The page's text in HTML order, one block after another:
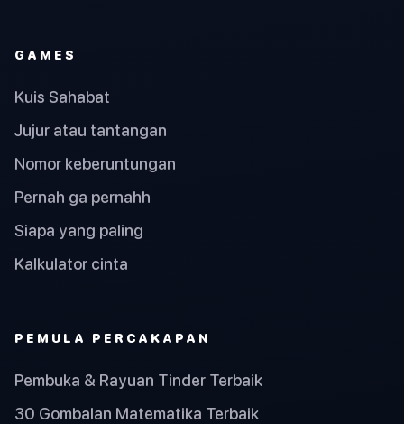
GAMES
Kuis Sahabat
Jujur atau tantangan
Nomor keberuntungan
Pernah ga pernahh
Siapa yang paling
Kalkulator cinta
PEMULA PERCAKAPAN
Pembuka & Rayuan Tinder Terbaik
30 Gombalan Matematika Terbaik